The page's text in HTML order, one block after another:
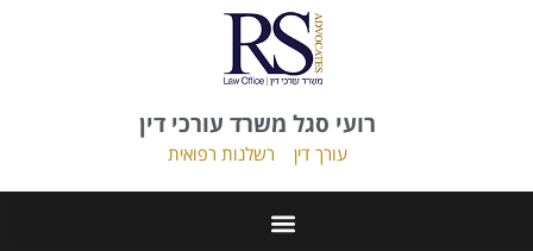
רועי סגל משרד עורכי דין
עורך דין רשלנות רפואית